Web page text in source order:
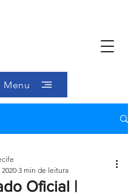
Menu
Oficial |
3 min de leitura